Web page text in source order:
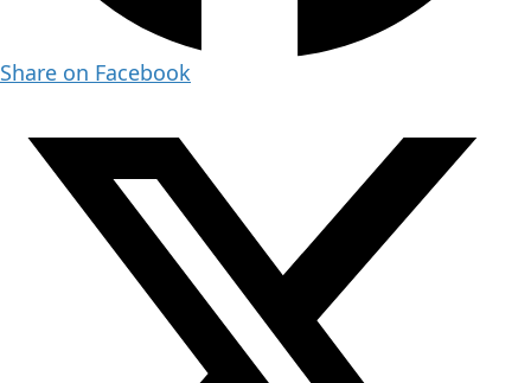
Share on Facebook